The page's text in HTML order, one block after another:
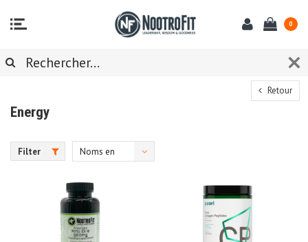
0
Retour
Energy
Filter
Noms en
croissant